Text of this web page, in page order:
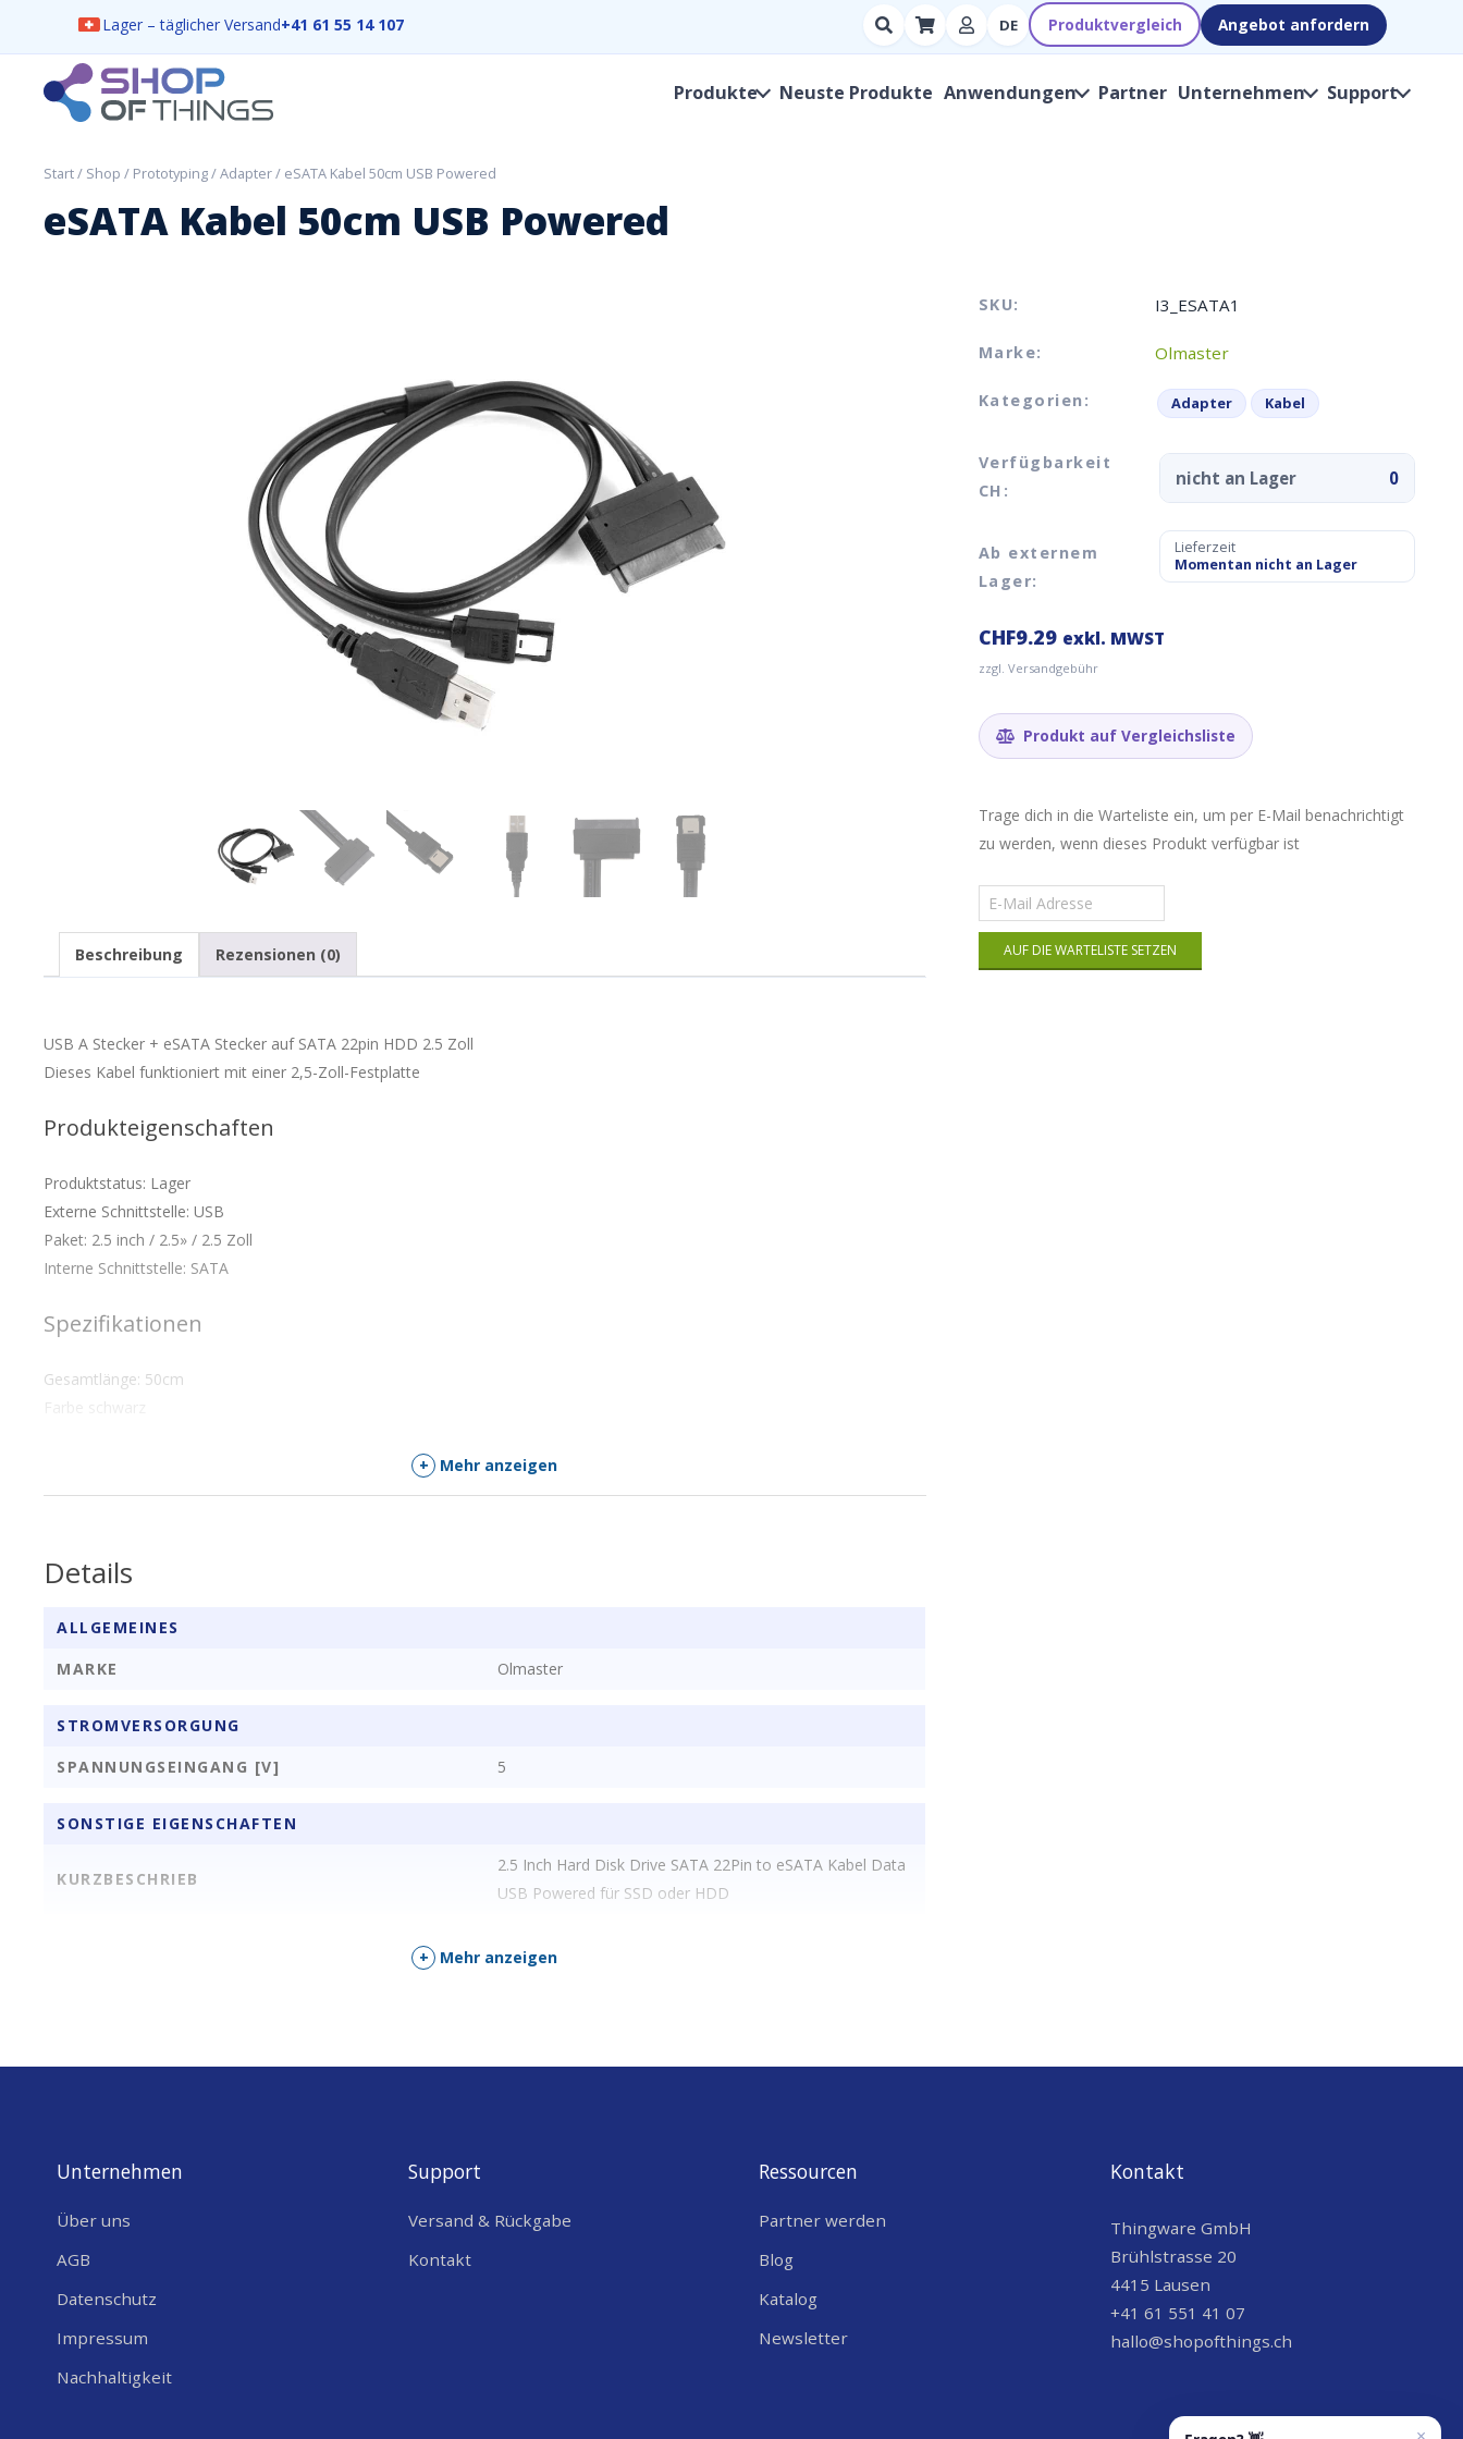
Lager – täglicher Versand+41 61 55 14 107
Suchen
nach
Hersteller,
DE Produktvergleich Angebot anfordern
ShopOfThings
Produkte Neuste Produkte Anwendungen Partner Unternehmen Support
Start/ Shop / Prototyping/Adapter/ eSATA Kabel 50cm USB Powered
eSATA Kabel 50cm USB Powered
SKU: I3_ESATA1
Marke: Olmaster
Kategorien: Adapter Kabel
Verfügbarkeit
CH:
nicht an Lager 0
Ab externem
Lager:
Lieferzeit
Momentan nicht an Lager
CHF9.29 exkl. MWST
zzgl. Versandgebühr
Produkt auf Vergleichsliste
Trage dich in die Warteliste ein, um per E-Mail benachrichtigt
zu werden, wenn dieses Produkt verfügbar ist
Gib
deine
E-
Mail-
Adresse
AUF DIE WARTELISTE SETZEN
Beschreibung Rezensionen (0)
USB A Stecker + eSATA Stecker auf SATA 22pin HDD 2.5 Zoll
Dieses Kabel funktioniert mit einer 2,5-Zoll-Festplatte
Produkteigenschaften
Produktstatus: Lager
Externe Schnittstelle: USB
Paket: 2.5 inch / 2.5» / 2.5 Zoll
Interne Schnittstelle: SATA
Spezifikationen
Gesamtlänge: 50cm
+ Mehr anzeigen
Details
ALLGEMEINES
MARKE
Olmaster
STROMVERSORGUNG
SPANNUNGSEINGANG [V]
5
SONSTIGE EIGENSCHAFTEN
KURZBESCHRIEB
2.5 Inch Hard Disk Drive SATA 22Pin to eSATA Kabel Data
USB Powered für SSD oder HDD
+ Mehr anzeigen
Unternehmen
Über uns
AGB
Datenschutz
Impressum
Nachhaltigkeit
Support
Versand & Rückgabe
Kontakt
Ressourcen
Partner werden
Blog
Katalog
Newsletter
Kontakt
Thingware GmbH
Brühlstrasse 20
4415 Lausen
+41 61 551 41 07
hallo@shopofthings.ch